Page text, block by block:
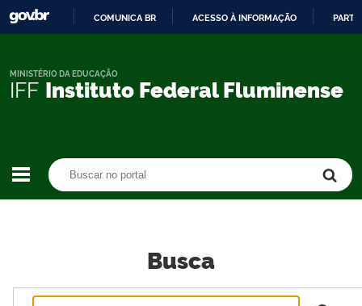
CONTEÚDO
COMUNICA BR ACESSO À INFORMAÇÃO
IFF Instituto Federal Fluminense
MINISTÉRIO DA EDUCAÇÃO
Busca